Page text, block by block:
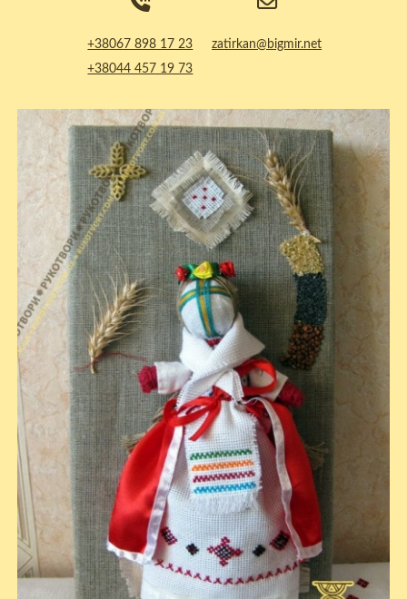
+38067 898 17 23
+38044 457 19 73
zatirkan@bigmir.net